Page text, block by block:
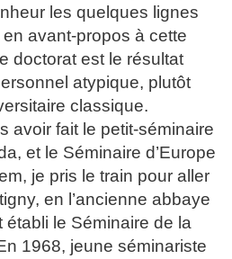
les quelques lignes
avant-propos à cette
doctorat est le résultat
atypique, plutôt
classique.
avoir fait le petit-séminaire
et le Séminaire d’Europe
je pris le train pour aller
en l’ancienne abbaye
le Séminaire de la
1968, jeune séminariste